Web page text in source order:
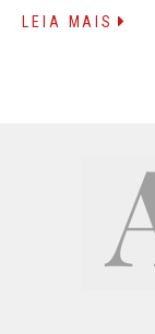
LEIA MAIS